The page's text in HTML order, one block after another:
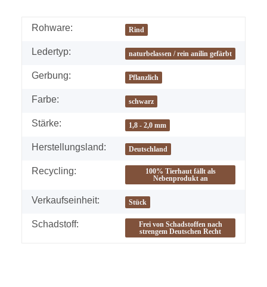
Rohware: Rind
Ledertyp: naturbelassen / rein anilin gefärbt
Gerbung: Pflanzlich
Farbe: schwarz
Stärke: 1,8 - 2,0 mm
Herstellungsland: Deutschland
Recycling:
100% Tierhaut fällt als
Nebenprodukt an
Verkaufseinheit: Stück
Schadstoff:
Frei von Schadstoffen nach
strengem Deutschen Recht